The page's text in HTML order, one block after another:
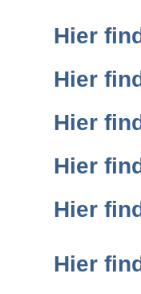
Hier
Hier
Hier
Hier
Hier
Hier